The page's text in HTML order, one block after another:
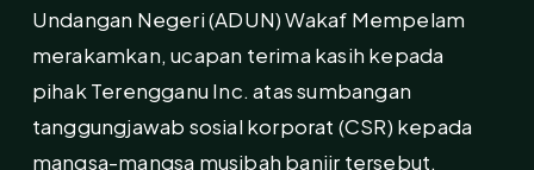
Undangan Negeri (ADUN) Wakaf Mempelam
merakamkan, ucapan terima kasih kepada
pihak Terengganu Inc. atas sumbangan
tanggungjawab sosial korporat (CSR) kepada
mangsa-mangsa musibah banjir tersebut.